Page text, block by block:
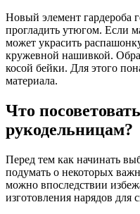
Новый элемент гардероба
прогладить утюгом. Если
может украсить
кружевной нашивкой.
косой бейки. Для этого
материала.
Что
рукодельницам?
Перед тем как начинать
подумать о некоторых
можно впоследствии
изготовления нарядов для